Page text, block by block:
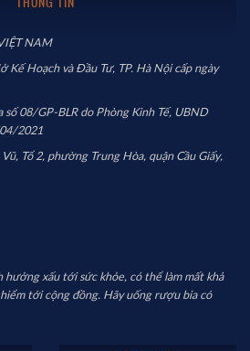
NAM
Kế Hoạch và Đầu Tư, TP. Hà Nội cấp ngày
số 08/GP-BLR do Phòng Kinh Tế, UBND
04/2021
Tổ 2, phường Trung Hòa, quận Cầu Giấy,
hưởng xấu tới sức khỏe, có thể làm mất khả
tới cộng đồng. Hãy uống rượu bia có